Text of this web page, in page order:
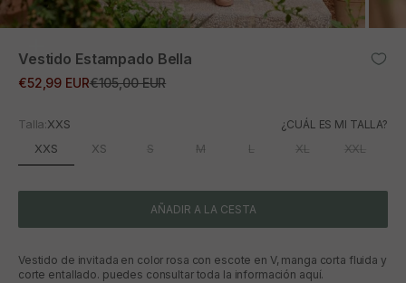
Vestido Estampado Bella
Precio de oferta
€52,99 EURPrecio normal
€105,00 EUR
Talla:XXS ¿CUÁL ES MI TALLA?
XXS XS S M L XL XXL
AÑADIR A LA CESTA
Vestido de invitada en color rosa con escote en V, manga corta fluida y
corte entallado. puedes consultar toda la información aquí.